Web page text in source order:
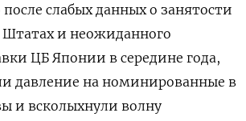
слабых данных о занятости
и неожиданного
ЦБ Японии в середине года,
давление на номинированные в
и всколыхнули волну